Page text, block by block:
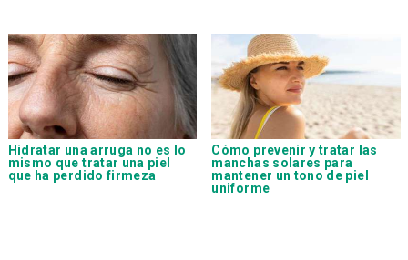
Hidratar una arruga no es lo
mismo que tratar una piel
que ha perdido firmeza
Cómo prevenir y tratar las
manchas solares para
mantener un tono de piel
uniforme